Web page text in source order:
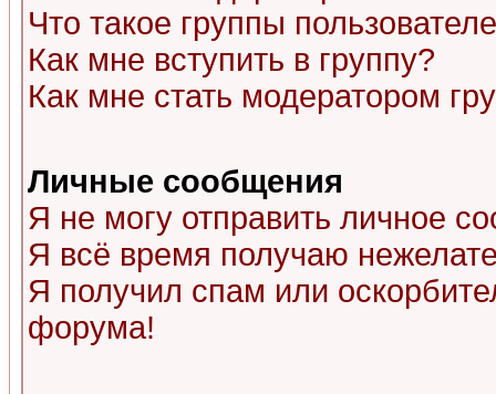
Что такое группы
Как мне вступить в группу?
Как мне стать модератором
Личные сообщения
Я не могу отправить личное
Я всё время получаю
Я получил спам или
форума!